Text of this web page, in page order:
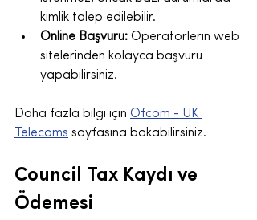
kimlik talep edilebilir.
Online Başvuru: Operatörlerin web
sitelerinden kolayca başvuru
yapabilirsiniz.
Daha fazla bilgi için Ofcom - UK
Telecoms sayfasına bakabilirsiniz.
Council Tax Kaydı ve
Ödemesi